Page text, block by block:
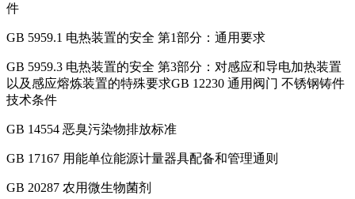
件
GB 5959.1 电热装置的安全 第1部分：通用要求
GB 5959.3 电热装置的安全 第3部分：对感应和导电加热装置
以及感应熔炼装置的特殊要求GB 12230 通用阀门 不锈钢铸件
技术条件
GB 14554 恶臭污染物排放标准
GB 17167 用能单位能源计量器具配备和管理通则
GB 20287 农用微生物菌剂